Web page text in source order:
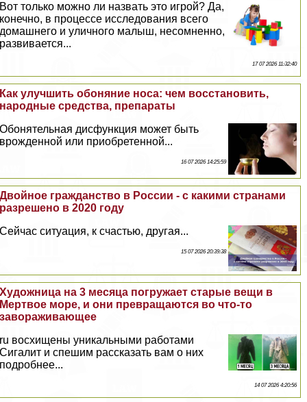
Вот только можно ли назвать это игрой? Да,
конечно, в процессе исследования всего
домашнего и уличного малыш, несомненно,
развивается...
17 07 2026 11:32:40
Как улучшить обоняние носа: чем восстановить,
народные средства, препараты
Обонятельная дисфункция может быть
врожденной или приобретенной...
16 07 2026 14:25:59
Двойное гражданство в России - с какими странами
разрешено в 2020 году
Сейчас ситуация, к счастью, другая...
15 07 2026 20:39:38
Художница на 3 месяца погружает старые вещи в
Мертвое море, и они превращаются во что-то
завораживающее
ru восхищены уникальными работами
Сигалит и спешим рассказать вам о них
подробнее...
14 07 2026 4:20:56